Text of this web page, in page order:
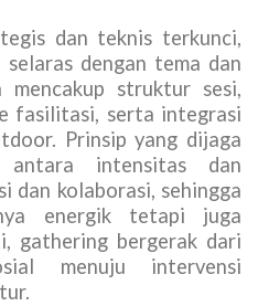
dan teknis terkunci,
dengan tema dan
struktur sesi,
fasilitasi, serta integrasi
Prinsip yang dijaga
antara intensitas dan
dan kolaborasi, sehingga
energik tetapi juga
gathering bergerak dari
menuju intervensi